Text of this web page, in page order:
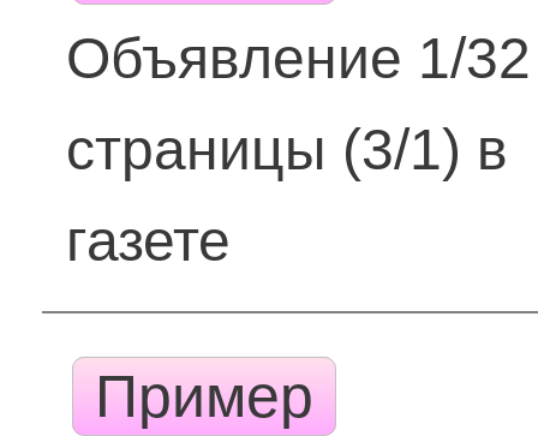
Объявление 1/32
страницы (3/1) в
газете
Пример